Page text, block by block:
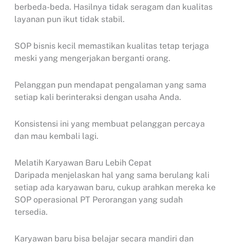
berbeda-beda. Hasilnya tidak seragam dan kualitas
layanan pun ikut tidak stabil.
SOP bisnis kecil memastikan kualitas tetap terjaga
meski yang mengerjakan berganti orang.
Pelanggan pun mendapat pengalaman yang sama
setiap kali berinteraksi dengan usaha Anda.
Konsistensi ini yang membuat pelanggan percaya
dan mau kembali lagi.
Melatih Karyawan Baru Lebih Cepat
Daripada menjelaskan hal yang sama berulang kali
setiap ada karyawan baru, cukup arahkan mereka ke
SOP operasional PT Perorangan yang sudah
tersedia.
Karyawan baru bisa belajar secara mandiri dan